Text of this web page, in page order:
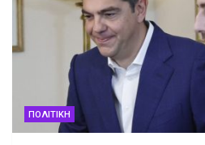
ΠΟΛΙΤΙΚΗ